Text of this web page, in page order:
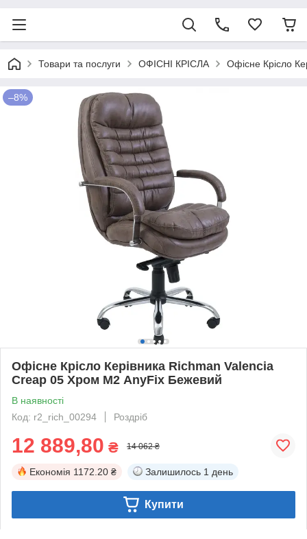
Товари та послуги ОФІСНІ КРІСЛА Офісне Крісло
–8%
Офісне Крісло Керівника Richman Valencia
Creap 05 Хром М2 AnyFix Бежевий
В наявності
Код: r2_rich_00294
Роздріб
12 889,80 ₴ 14 062 ₴
Економія 1172.20 ₴ Залишилось 1 день
Купити